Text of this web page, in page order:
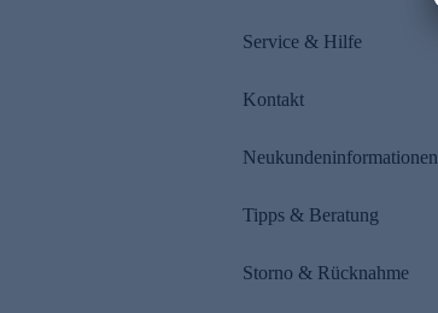
Service & Hilfe
Kontakt
Neukundeninformationen
Tipps & Beratung
Storno & Rücknahme